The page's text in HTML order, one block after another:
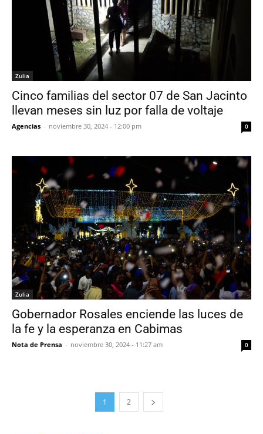
Zulia
Cinco familias del sector 07 de San Jacinto
llevan meses sin luz por falla de voltaje
Agencias - noviembre 30, 2024 - 12:00 pm 0
Zulia
Gobernador Rosales enciende las luces de
la fe y la esperanza en Cabimas
Nota de Prensa - noviembre 30, 2024 - 11:27 am 0
1 2